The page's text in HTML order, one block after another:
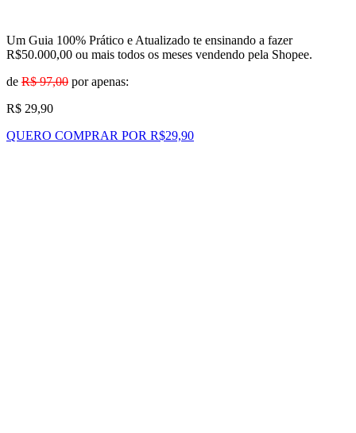
Um Guia 100% Prático e Atualizado te ensinando a fazer
R$50.000,00 ou mais todos os meses vendendo pela Shopee.
de R$ 97,00 por apenas:
R$ 29,90
QUERO COMPRAR POR R$29,90